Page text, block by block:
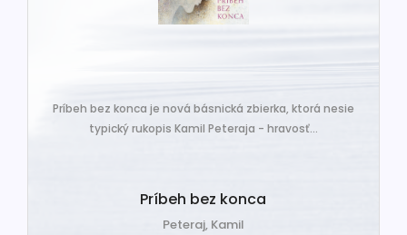
Príbeh bez konca je nová básnická zbierka, ktorá nesie
typický rukopis Kamil Peteraja - hravosť...
Príbeh bez konca
Peteraj, Kamil